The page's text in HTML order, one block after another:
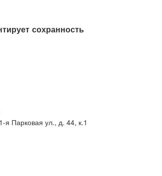
сохранность
я Парковая ул., д. 44, к.1